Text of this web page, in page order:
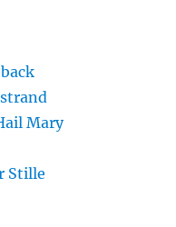
Mary
Stille